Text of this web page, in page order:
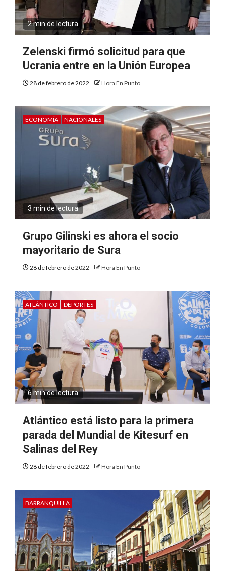
2 min de lectura
Zelenski firmó solicitud para que
Ucrania entre en la Unión Europea
28 de febrero de 2022 Hora En Punto
ECONOMÍA NACIONALES
3 min de lectura
Grupo Gilinski es ahora el socio
mayoritario de Sura
28 de febrero de 2022 Hora En Punto
ATLÁNTICO DEPORTES
6 min de lectura
Atlántico está listo para la primera
parada del Mundial de Kitesurf en
Salinas del Rey
28 de febrero de 2022 Hora En Punto
BARRANQUILLA